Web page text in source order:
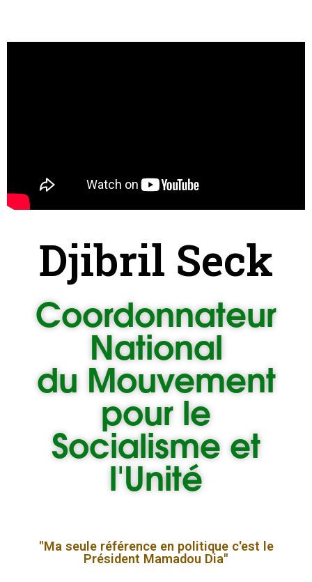
Djibril Seck
Coordonnateur
National
du Mouvement
pour le
Socialisme et
l'Unité
"Ma seule référence en politique c'est le
Président Mamadou Dia"